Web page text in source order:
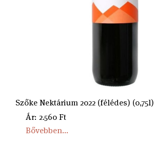
Szőke Nektárium 2022 (félédes) (0,75l)
Ár: 2.560 Ft
Bővebben...